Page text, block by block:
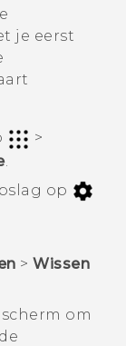
je eerst
>
.
op
> Wissen
om